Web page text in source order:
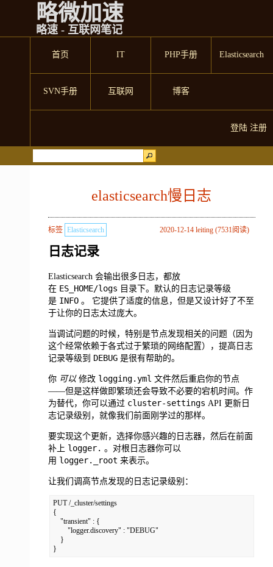
略微加速
略速 - 互联网笔记
首页 IT PHP手册 Elasticsearch
SVN手册 互联网 博客
登陆 注册
elasticsearch慢日志
2020-12-14 leiting (7531阅读)
标签 Elasticsearch
日志记录
Elasticsearch 会输出很多日志，都放
在 ES_HOME/logs 目录下。默认的日志记录等级
是 INFO。
它提供了适度的信息，但是又设计好了不至
于让你的日志太过庞大。
当调试问题的时候，特别是节点发现相关的问题（因为
这个经常依赖于各式过于繁琐的网络配置），提高日志
记录等级到 DEBUG是很有帮助的。
你 可以修改 logging.yml 文件然后重启你的节点
——但是这样做即繁琐还会导致不必要的宕机时间。作
为替代，你可以通过 cluster-settings API 更新日
志记录级别 ，就像我们前面刚学过的那样。
要实现这个更新，选择你感兴趣的日志器，然后在前面
补上 logger. 。对根日志器你可以
用 logger._root 来表示。
让我们调高节点发现的日志记录级别：
PUT /_cluster/settings
{
"transient" : {
"logger.discovery" : "DEBUG"
}
}